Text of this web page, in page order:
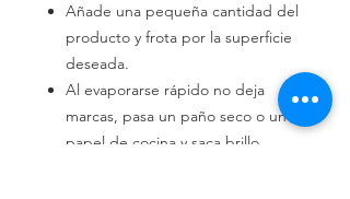
Añade una pequeña cantidad del
producto y frota por la superficie
deseada.
Al evaporarse rápido no deja
marcas, pasa un paño seco o un
papel de cocina y saca brillo